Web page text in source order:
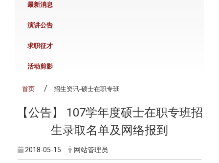
最新消息
演讲公告
求职征才
活动剪影
首页 招生资讯-硕士在职专班
【公告】 107学年度硕士在职专班招
生录取名单及网络报到
2018-05-15 网站管理员